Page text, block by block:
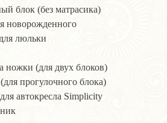
блок (без матрасика)
люльки
(для двух блоков)
прогулочного блока)
автокресла Simplicity